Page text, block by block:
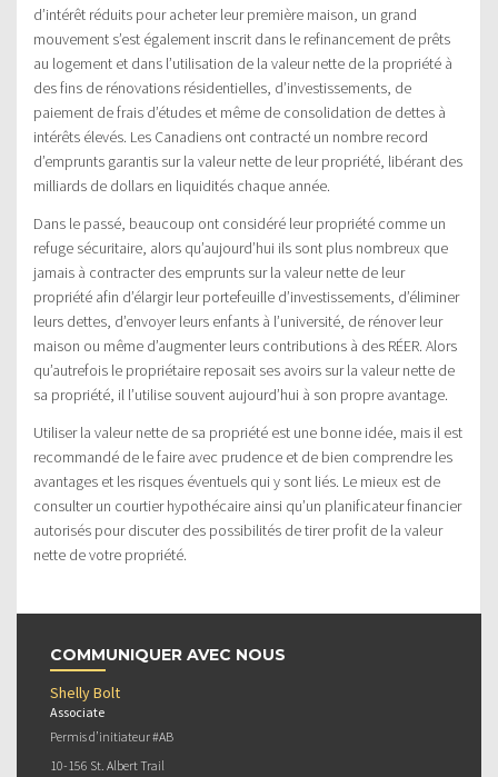
d’intérêt réduits pour acheter leur première maison, un grand
mouvement s’est également inscrit dans le refinancement de prêts
au logement et dans l’utilisation de la valeur nette de la propriété à
des fins de rénovations résidentielles, d’investissements, de
paiement de frais d’études et même de consolidation de dettes à
intérêts élevés. Les Canadiens ont contracté un nombre record
d’emprunts garantis sur la valeur nette de leur propriété, libérant des
milliards de dollars en liquidités chaque année.
Dans le passé, beaucoup ont considéré leur propriété comme un
refuge sécuritaire, alors qu’aujourd’hui ils sont plus nombreux que
jamais à contracter des emprunts sur la valeur nette de leur
propriété afin d’élargir leur portefeuille d’investissements, d’éliminer
leurs dettes, d’envoyer leurs enfants à l’université, de rénover leur
maison ou même d’augmenter leurs contributions à des RÉER. Alors
qu’autrefois le propriétaire reposait ses avoirs sur la valeur nette de
sa propriété, il l’utilise souvent aujourd’hui à son propre avantage.
Utiliser la valeur nette de sa propriété est une bonne idée, mais il est
recommandé de le faire avec prudence et de bien comprendre les
avantages et les risques éventuels qui y sont liés. Le mieux est de
consulter un courtier hypothécaire ainsi qu’un planificateur financier
autorisés pour discuter des possibilités de tirer profit de la valeur
nette de votre propriété.
COMMUNIQUER AVEC NOUS
Shelly Bolt
Associate
Permis d’initiateur #AB
10-156 St. Albert Trail